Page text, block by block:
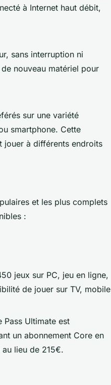
à Internet haut débit,
sans interruption ni
nouveau matériel pour
sur une variété
smartphone. Cette
jouer à différents endroits
et les plus complets
:
jeux sur PC, jeu en ligne,
de jouer sur TV, mobile
Ultimate est
un abonnement Core en
lieu de 215€.